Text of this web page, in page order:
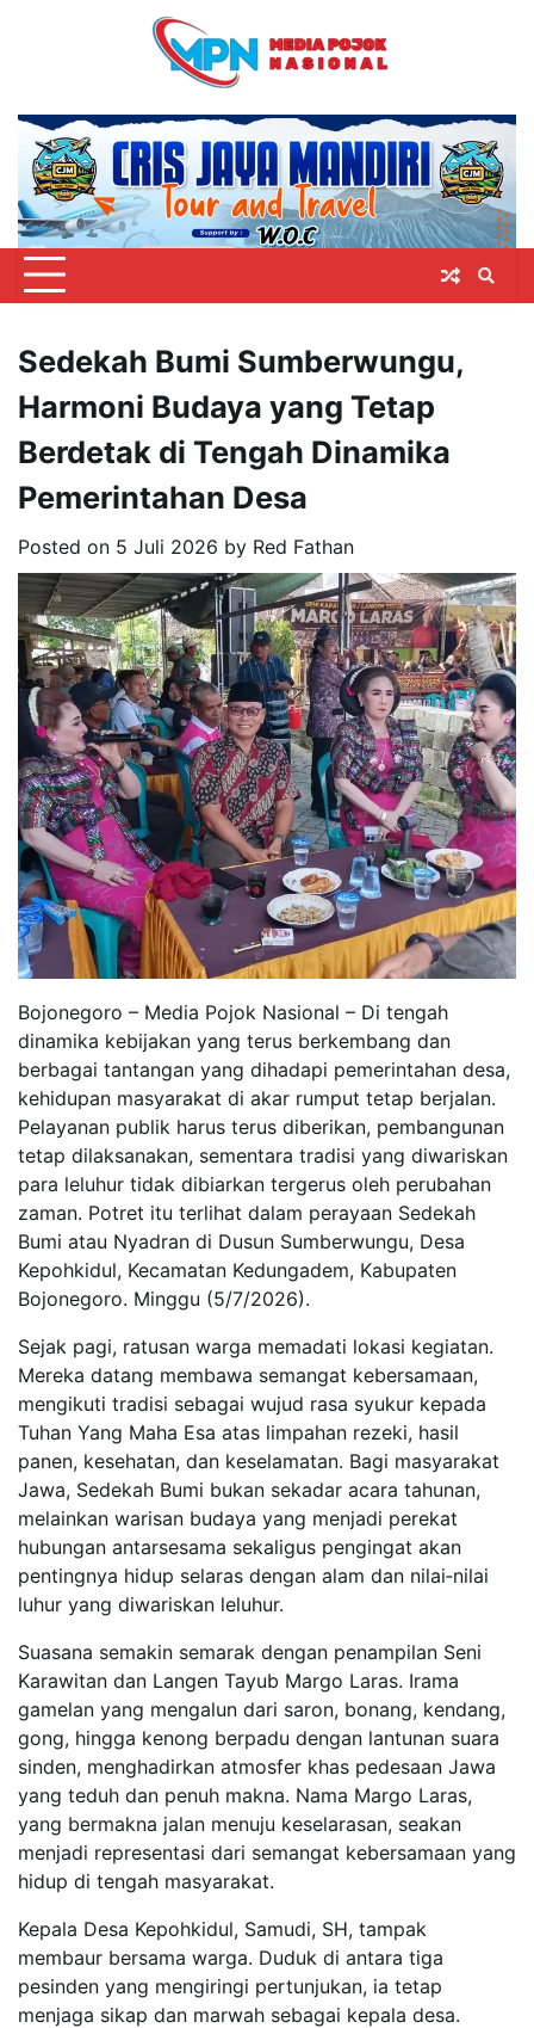
Sedekah Bumi Sumberwungu,
Harmoni Budaya yang Tetap
Berdetak di Tengah Dinamika
Pemerintahan Desa
Posted on 5 Juli 2026 by Red Fathan
Bojonegoro – Media Pojok Nasional – Di tengah
dinamika kebijakan yang terus berkembang dan
berbagai tantangan yang dihadapi pemerintahan desa,
kehidupan masyarakat di akar rumput tetap berjalan.
Pelayanan publik harus terus diberikan, pembangunan
tetap dilaksanakan, sementara tradisi yang diwariskan
para leluhur tidak dibiarkan tergerus oleh perubahan
zaman. Potret itu terlihat dalam perayaan Sedekah
Bumi atau Nyadran di Dusun Sumberwungu, Desa
Kepohkidul, Kecamatan Kedungadem, Kabupaten
Bojonegoro. Minggu (5/7/2026).
Sejak pagi, ratusan warga memadati lokasi kegiatan.
Mereka datang membawa semangat kebersamaan,
mengikuti tradisi sebagai wujud rasa syukur kepada
Tuhan Yang Maha Esa atas limpahan rezeki, hasil
panen, kesehatan, dan keselamatan. Bagi masyarakat
Jawa, Sedekah Bumi bukan sekadar acara tahunan,
melainkan warisan budaya yang menjadi perekat
hubungan antarsesama sekaligus pengingat akan
pentingnya hidup selaras dengan alam dan nilai‑nilai
luhur yang diwariskan leluhur.
Suasana semakin semarak dengan penampilan Seni
Karawitan dan Langen Tayub Margo Laras. Irama
gamelan yang mengalun dari saron, bonang, kendang,
gong, hingga kenong berpadu dengan lantunan suara
sinden, menghadirkan atmosfer khas pedesaan Jawa
yang teduh dan penuh makna. Nama Margo Laras,
yang bermakna jalan menuju keselarasan, seakan
menjadi representasi dari semangat kebersamaan yang
hidup di tengah masyarakat.
Kepala Desa Kepohkidul, Samudi, SH, tampak
membaur bersama warga. Duduk di antara tiga
pesinden yang mengiringi pertunjukan, ia tetap
menjaga sikap dan marwah sebagai kepala desa.